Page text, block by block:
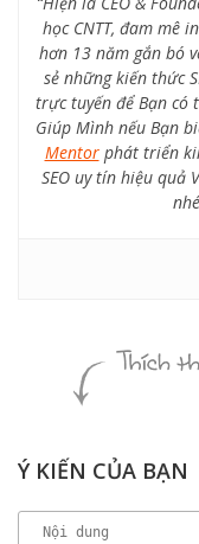
học CNTT, đam mê
hơn 13 năm gắn bó
sẻ những kiến thức
trực tuyến để Bạn có
Giúp Mình nếu Bạn
Mentorphát triển
SEO uy tín hiệu quả
Ý KIẾN CỦA BẠN